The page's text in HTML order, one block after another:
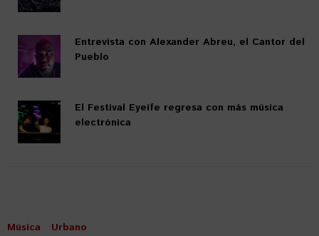
Entrevista con Alexander Abreu, el Cantor del
Pueblo
El Festival Eyeife regresa con más música
electrónica
Música Urbano